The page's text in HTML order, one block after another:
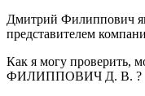
Дмитрий Филиппович
представителем
Как я могу проверить,
ФИЛИППОВИЧ Д. В. ?